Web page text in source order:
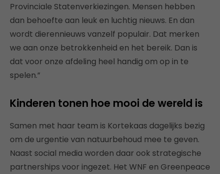
Provinciale Statenverkiezingen. Mensen hebben
dan behoefte aan leuk en luchtig nieuws. En dan
wordt dierennieuws vanzelf populair. Dat merken
we aan onze betrokkenheid en het bereik. Dan is
dat voor onze afdeling heel handig om op in te
spelen.”
Kinderen tonen hoe mooi de wereld is
Samen met haar team is Kortekaas dagelijks bezig
om de urgentie van natuurbehoud mee te geven.
Naast social media worden daar ook strategische
partnerships voor ingezet. Het WNF en Greenpeace